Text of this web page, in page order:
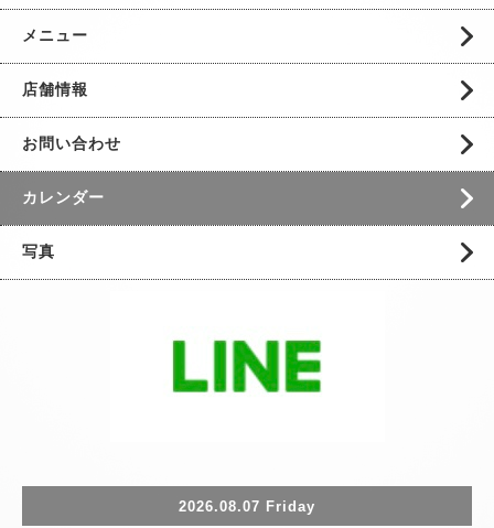
メニュー
店舗情報
お問い合わせ
カレンダー
写真
2026.08.07 Friday